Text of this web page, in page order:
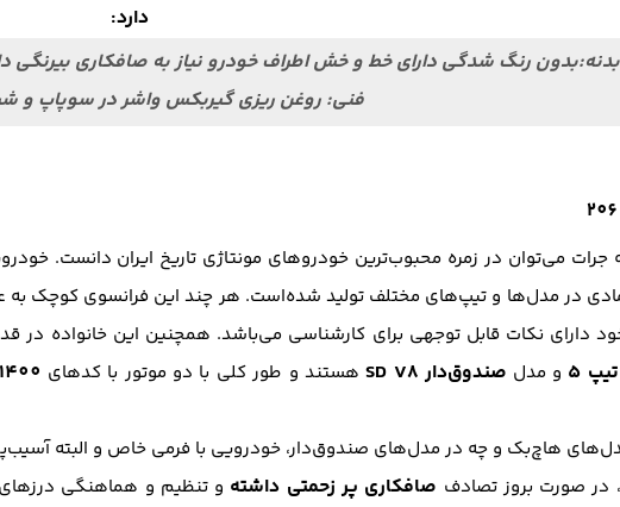
دارد:
رنگ شدگی دارای خط و خش اطراف خودرو نیاز به صافکاری
فنی: روغن ریزی گیربکس واشر در سوپاپ و
جرات می‌توان در زمره محبوب‌ترین خودرو‌های مونتاژی تاریخ ایران دانست.
در مدل‌ها و تیپ‌های مختلف تولید شده‌است. هر چند این فرانسوی کوچک به
تیپ 5 و مدل صندوق‌دار SD V8 هستند و طور کلی با دو موتور با کد‌های
مدل‌های هاچ‌بک و چه در مدل‌های صندوق‌دار، خودرویی با فرمی خاص و البته
صورت بروز تصادف صافکاری پر زحمتی داشته و تنظیم و هماهنگی